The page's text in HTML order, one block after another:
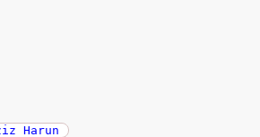
Harun